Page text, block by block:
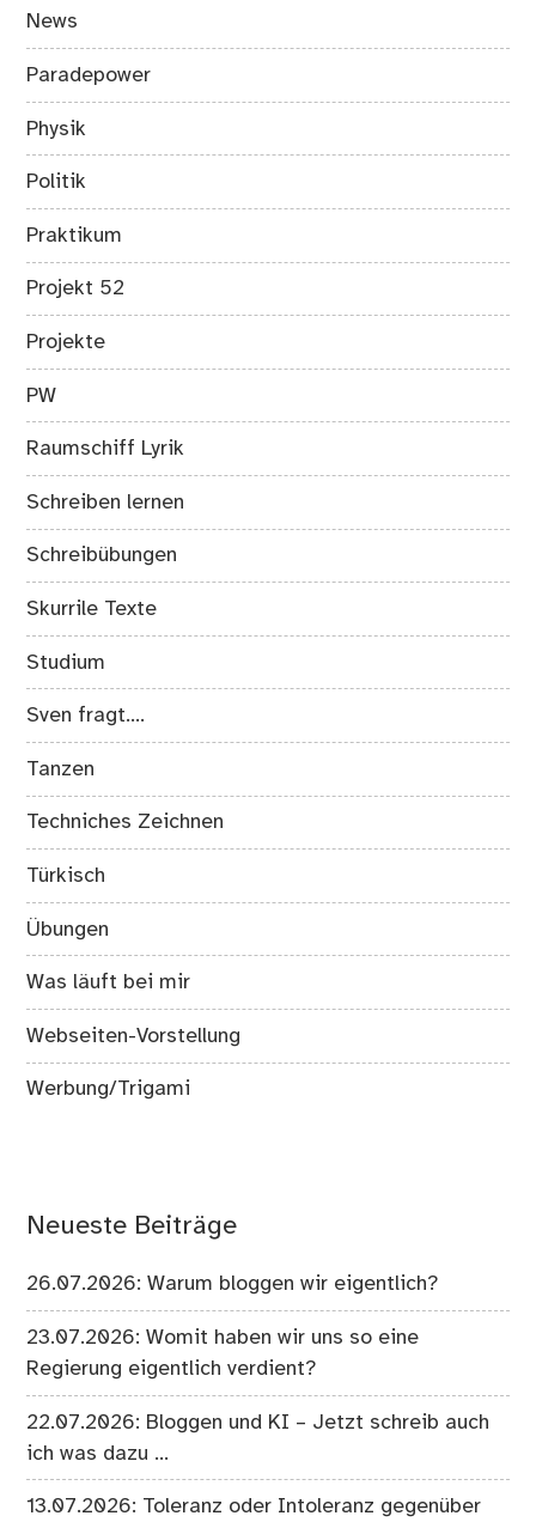
News
Paradepower
Physik
Politik
Praktikum
Projekt 52
Projekte
PW
Raumschiff Lyrik
Schreiben lernen
Schreibübungen
Skurrile Texte
Studium
Sven fragt….
Tanzen
Techniches Zeichnen
Türkisch
Übungen
Was läuft bei mir
Webseiten-Vorstellung
Werbung/Trigami
Neueste Beiträge
26.07.2026: Warum bloggen wir eigentlich?
23.07.2026: Womit haben wir uns so eine
Regierung eigentlich verdient?
22.07.2026: Bloggen und KI – Jetzt schreib auch
ich was dazu …
13.07.2026: Toleranz oder Intoleranz gegenüber